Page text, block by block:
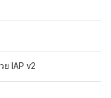
ย IAP v2